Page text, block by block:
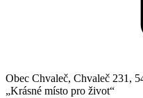
Obec Chvaleč, Chvaleč 231,
„Krásné místo pro život“